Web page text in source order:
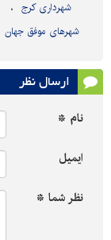
شهرداری کرج
شهرهای موفق جهان
ارسال نظر
نام *
ایمیل
نظر شما *